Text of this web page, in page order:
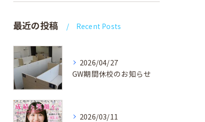
最近の投稿 Recent Posts
2026/04/27
GW期間休校のお知らせ
2026/03/11